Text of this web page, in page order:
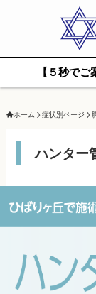
【５秒で
ホーム 症状別ページ
ハンター